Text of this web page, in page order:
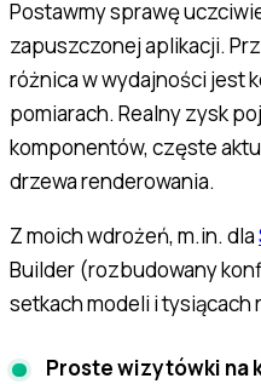
Postawmy sprawę
zapuszczonej aplikacji.
różnica w wydajności jest
pomiarach. Realny zysk
komponentów, częste
drzewa renderowania.
Z moich wdrożeń, m.in. dla
Builder (rozbudowany
setkach modeli i tysiącach
Proste wizytówki na